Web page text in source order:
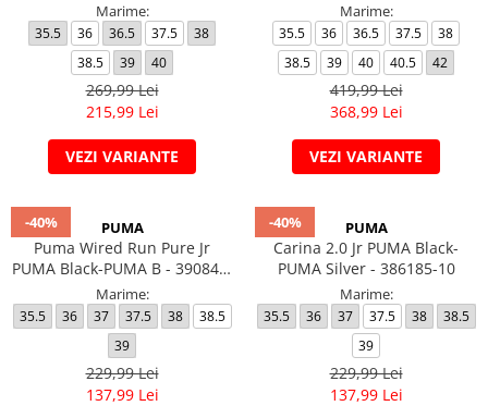
Marime:
35.5 36 36.5 37.5
38
38.5
39 40
269,99 Lei
215,99 Lei
VEZI VARIANTE
Marime:
35.5 36 36.5 37.5
38
38.5
39 40 40.5 42
419,99 Lei
368,99 Lei
VEZI VARIANTE
-40% PUMA
Puma Wired Run Pure Jr
PUMA Black-PUMA B - 390847-
01
Marime:
35.5 36 37 37.5 38
38.5
39
229,99 Lei
137,99 Lei
-40% PUMA
Carina 2.0 Jr PUMA Black-
PUMA Silver - 386185-10
Marime:
35.5 36 37 37.5 38
38.5
39
229,99 Lei
137,99 Lei